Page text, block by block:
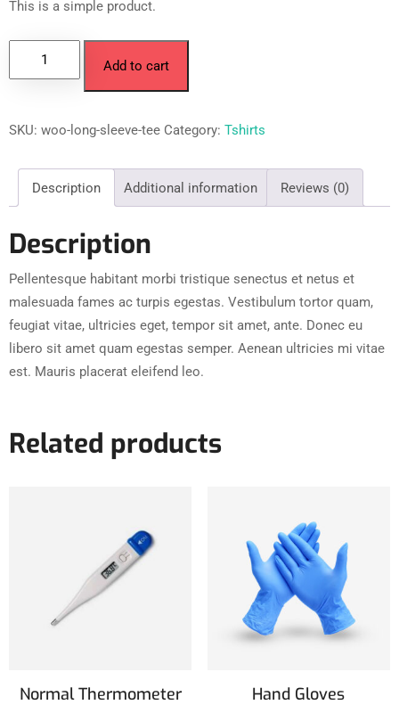
This is a simple product.
Add to cart
SKU: woo-long-sleeve-tee Category: Tshirts
Description Additional information Reviews (0)
Description
Pellentesque habitant morbi tristique senectus et netus et
malesuada fames ac turpis egestas. Vestibulum tortor quam,
feugiat vitae, ultricies eget, tempor sit amet, ante. Donec eu
libero sit amet quam egestas semper. Aenean ultricies mi vitae
est. Mauris placerat eleifend leo.
Related products
Normal Thermometer Hand Gloves